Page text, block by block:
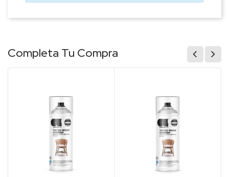
Completa Tu Compra